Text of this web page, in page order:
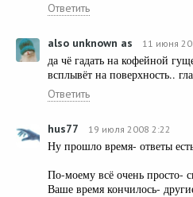
Ответить
also unknown as 11 июня
да чё гадать на кофейной
всплывёт на поверхность..
Ответить
hus77 19 июля 2008 2:22
Ну прошло время- ответы
По-моему всё очень просто-
Ваше время кончилось-